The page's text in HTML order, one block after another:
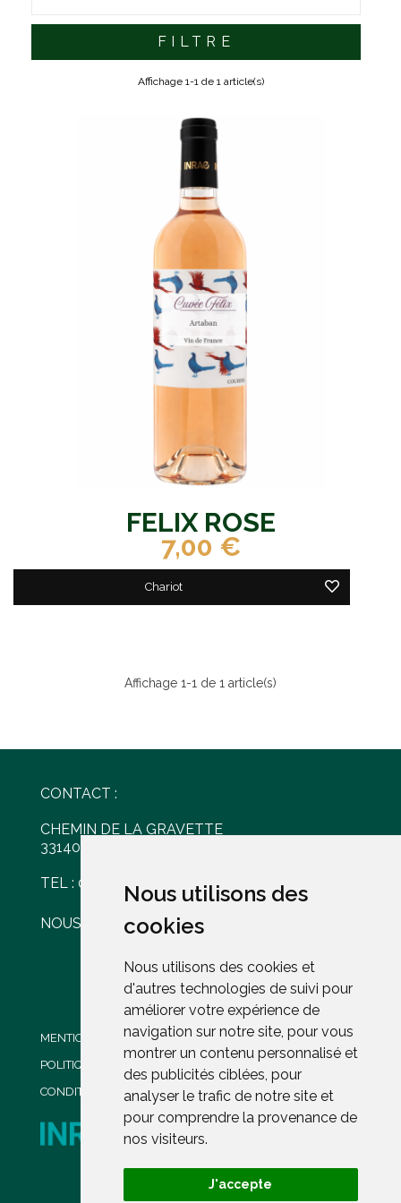
Nous utilisons des
cookies
Nous utilisons des cookies et
d'autres technologies de suivi pour
améliorer votre expérience de
navigation sur notre site, pour vous
montrer un contenu personnalisé et
des publicités ciblées, pour
analyser le trafic de notre site et
pour comprendre la provenance de
nos visiteurs.
J'accepte
Nous utilisons des
cookies
Nous utilisons des cookies et
d'autres technologies de suivi pour
améliorer votre expérience de
navigation sur notre site, pour vous
montrer un contenu personnalisé et
des publicités ciblées, pour
analyser le trafic de notre site et
pour comprendre la provenance de
nos visiteurs.
J'accepte
FILTRE
Affichage 1-1 de 1 article(s)
FELIX ROSE
7,00 €
Chariot
Affichage 1-1 de 1 article(s)
CONTACT :
CHEMIN DE LA GRAVETTE
33140 VILLENAVE D'ORNON
TEL : 05 56 30 77 61
NOUS ÉCRIRE
MENTIONS LÉGALES
POLITIQUE DE CONFIDENTIALITÉ
CONDITIONS GENERALES DE VENTE
PROPRIÉTÉ DE L'INRAE